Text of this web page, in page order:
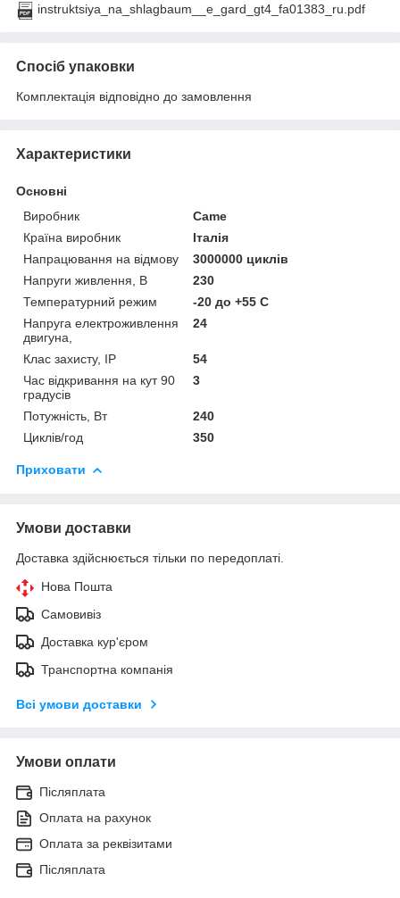
instruktsiya_na_shlagbaum__e_gard_gt4_fa01383_ru.pdf
Спосіб упаковки
Комплектація відповідно до замовлення
Характеристики
Основні
Виробник
Came
Країна виробник
Італія
Напрацювання на відмову
3000000 циклів
Напруги живлення, В
230
Температурний режим
-20 до +55 С
Напруга електроживлення
двигуна,
24
Клас захисту, IP
54
Час відкривання на кут 90
градусів
3
Потужність, Вт
240
Циклів/год
350
Приховати
Умови доставки
Доставка здійснюється тільки по передоплаті.
Нова Пошта
Самовивіз
Доставка кур'єром
Транспортна компанія
Всі умови доставки
Умови оплати
Післяплата
Оплата на рахунок
Оплата за реквізитами
Післяплата